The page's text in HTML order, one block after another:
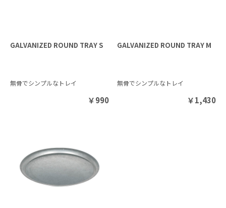
GALVANIZED ROUND TRAY S
無骨でシンプルなトレイ
￥990
GALVANIZED ROUND TRAY M
無骨でシンプルなトレイ
￥1,430